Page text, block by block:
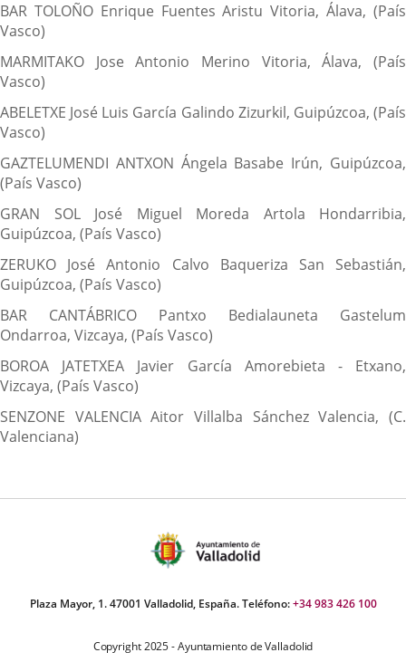
BAR TOLOÑO Enrique Fuentes Aristu Vitoria, Álava, (País
Vasco)
MARMITAKO Jose Antonio Merino Vitoria, Álava, (País
Vasco)
ABELETXE José Luis García Galindo Zizurkil, Guipúzcoa, (País
Vasco)
GAZTELUMENDI ANTXON Ángela Basabe Irún, Guipúzcoa,
(País Vasco)
GRAN SOL José Miguel Moreda Artola Hondarribia,
Guipúzcoa, (País Vasco)
ZERUKO José Antonio Calvo Baqueriza San Sebastián,
Guipúzcoa, (País Vasco)
BAR CANTÁBRICO Pantxo Bedialauneta Gastelum
Ondarroa, Vizcaya, (País Vasco)
BOROA JATETXEA Javier García Amorebieta - Etxano,
Vizcaya, (País Vasco)
SENZONE VALENCIA Aitor Villalba Sánchez Valencia, (C.
Valenciana)
Plaza Mayor, 1. 47001 Valladolid, España. Teléfono:+34 983 426 100
Copyright 2025 - Ayuntamiento de Valladolid